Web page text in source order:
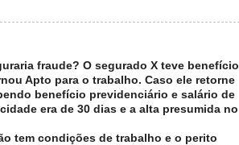
fraude? O segurado X teve benefício
Apto para o trabalho. Caso ele retorne
benefício previdenciário e salário de
era de 30 dias e a alta presumida no
tem condições de trabalho e o perito